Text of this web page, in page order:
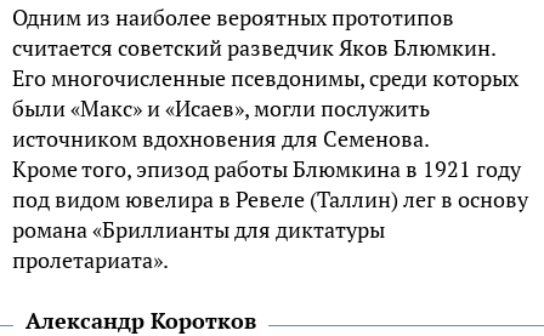
Одним из наиболее вероятных прототипов
считается советский разведчик Яков Блюмкин.
Его многочисленные псевдонимы, среди которых
были «Макс» и «Исаев», могли послужить
источником вдохновения для Семенова.
Кроме того, эпизод работы Блюмкина в 1921 году
под видом ювелира в Ревеле (Таллин) лег в основу
романа «Бриллианты для диктатуры
пролетариата».
Александр Коротков